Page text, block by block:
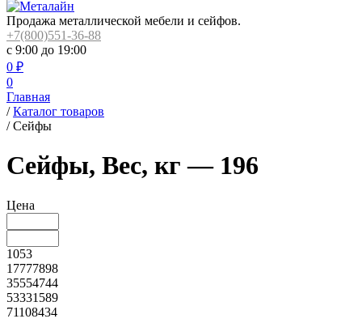
Продажа металлической мебели и сейфов.
+7(800)551-36-88
с 9:00 до 19:00
0 ₽
0
Главная
/ Каталог товаров
/ Сейфы
Сейфы, Вес, кг — 196
Цена
1053
17777898
35554744
53331589
71108434